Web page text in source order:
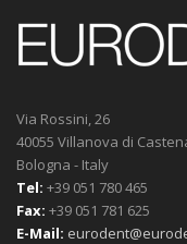
Via Rossini, 26
40055 Villanova di
Bologna - Italy
Tel: +39 051 780 465
Fax: +39 051 781 625
E-Mail: